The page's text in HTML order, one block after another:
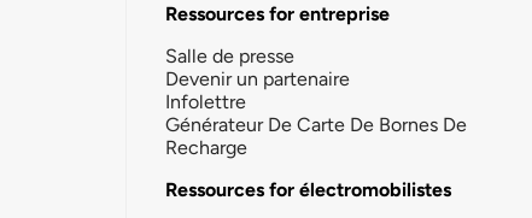
Ressources for entreprise
Salle de presse
Devenir un partenaire
Infolettre
Générateur De Carte De Bornes De
Recharge
Ressources for électromobilistes